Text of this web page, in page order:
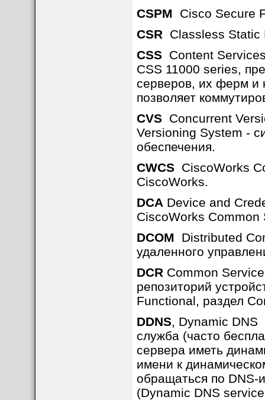
CSPM Cisco Secure
CSR Classless Static
CSSContent Services
CSS 11000 series,
серверов, их ферм и
позволяет
CVSConcurrent
Versioning System -
обеспечения.
CWCSCiscoWorks
CiscoWorks.
DCA Device and
CiscoWorks Common
DCOM Distributed
удаленного
DCR Common
репозиторий
Functional, раздел
DDNS, Dynamic DNS
служба (часто
сервера иметь
имени к
обращаться по
(Dynamic DNS